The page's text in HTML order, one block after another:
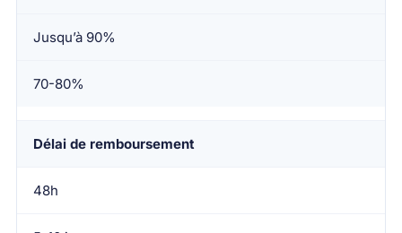
Jusqu’à 90%
70-80%
Délai de remboursement
48h